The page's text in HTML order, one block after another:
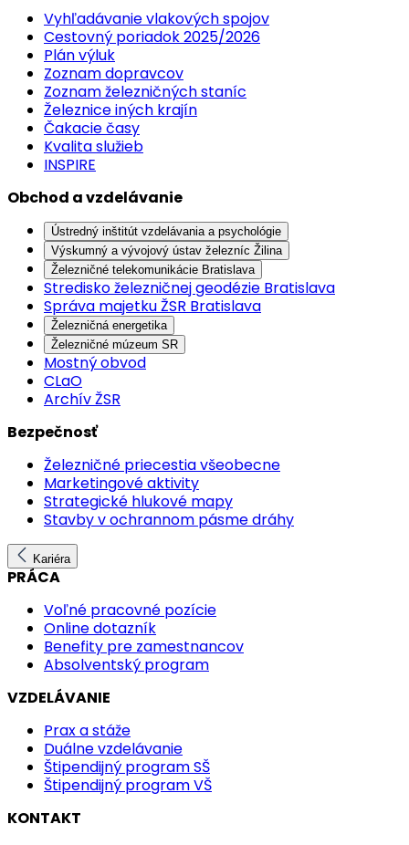
Vyhľadávanie vlakových spojov
Cestovný poriadok 2025/2026
Plán výluk
Zoznam dopravcov
Zoznam železničných staníc
Železnice iných krajín
Čakacie časy
Kvalita služieb
INSPIRE
Obchod a vzdelávanie
Ústredný inštitút vzdelávania a psychológie
Výskumný a vývojový ústav železníc Žilina
Železničné telekomunikácie Bratislava
Stredisko železničnej geodézie Bratislava
Správa majetku ŽSR Bratislava
Železničná energetika
Železničné múzeum SR
Mostný obvod
CLaO
Archív ŽSR
Bezpečnosť
Železničné priecestia všeobecne
Marketingové aktivity
Strategické hlukové mapy
Stavby v ochrannom pásme dráhy
Kariéra
PRÁCA
Voľné pracovné pozície
Online dotazník
Benefity pre zamestnancov
Absolventský program
VZDELÁVANIE
Prax a stáže
Duálne vzdelávanie
Štipendijný program SŠ
Štipendijný program VŠ
KONTAKT